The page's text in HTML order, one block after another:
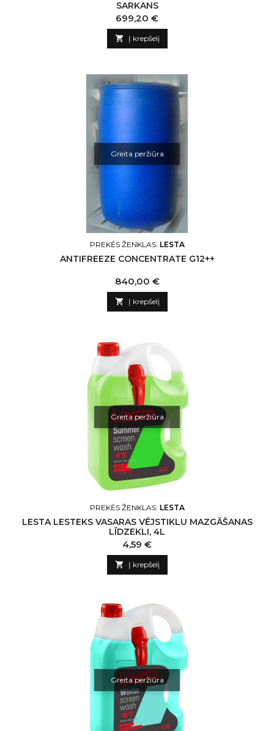
SARKANS
Kaina
699,20 €
 Į krepšelį
Greita peržiūra
PREKĖS ŽENKLAS: LESTA
ANTIFREEZE CONCENTRATE G12++
Kaina
840,00 €
 Į krepšelį
Greita peržiūra
PREKĖS ŽENKLAS: LESTA
LESTA LESTEKS VASARAS VĒJSTIKLU MAZGĀŠANAS
LĪDZEKLI, 4L
Kaina
4,59 €
 Į krepšelį
Greita peržiūra